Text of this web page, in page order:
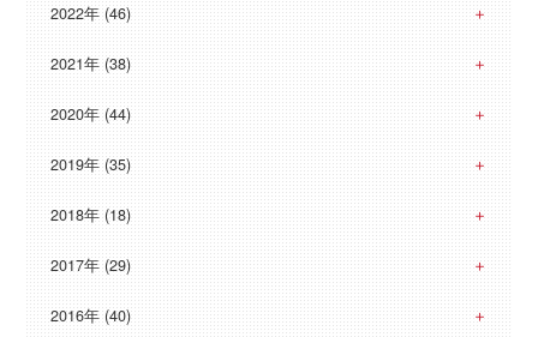
2022年 (46)
2021年 (38)
2020年 (44)
2019年 (35)
2018年 (18)
2017年 (29)
2016年 (40)